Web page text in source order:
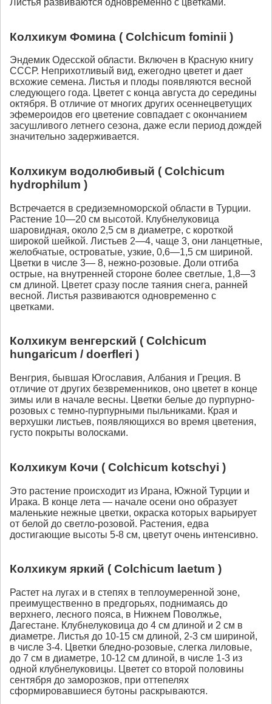
Колхикум Фомина ( Colchicum fominii )
Эндемик Одесской области. Включен в Красную книгу
СССР. Неприхотливый вид, ежегодно цветет и дает
всхожие семена. Листья и плоды появляются весной
следующего года. Цветет с конца августа до середины
октября. В отличие от многих других осеннецветущих
эфемероидов его цветение совпадает с окончанием
засушливого летнего сезона, даже если период дождей
значительно задерживается.
Колхикум водолюбивый ( Colchicum
hydrophilum )
Встречается в средиземноморской области в Турции.
Растение 10—20 см высотой. Клубнелуковица
шаровидная, около 2,5 см в диаметре, с короткой
широкой шейкой. Листьев 2—4, чаще 3, они ланцетные,
желобчатые, островатые, узкие, 0,6—1,5 см шириной.
Цветки в числе 3— 8, нежно-розовые. Доли отгиба
острые, на внутренней стороне более светлые, 1,8—3
см длиной. Цветет сразу после таяния снега, ранней
весной. Листья развиваются одновременно с
цветками.
Колхикум венгерский ( Colchicum
hungaricum / doerfleri )
Венгрия, бывшая Югославия, Албания и Греция. В
отличие от других безвременников, оно цветет в конце
зимы или в начале весны. Цветки белые до пурпурно-
розовых с темно-пурпурными пыльниками. Края и
верхушки листьев, появляющихся во время цветения,
густо покрыты волосками.
Колхикум Кочи ( Colchicum kotschyi )
Это растение происходит из Ирана, Южной Турции и
Ирака. В конце лета — начале осени оно образует
маленькие нежные цветки, окраска которых варьирует
от белой до светло-розовой. Растения, едва
достигающие высоты 5-8 см, цветут очень интенсивно.
Колхикум яркий ( Colchicum laetum )
Растет на лугах и в степях в теплоумеренной зоне,
преимущественно в предгорьях, поднимаясь до
верхнего, лесного пояса, в Нижнем Поволжье,
Дагестане. Клубнелуковица до 4 см длиной и 2 см в
диаметре. Листья до 10-15 см длиной, 2-3 см шириной,
в числе 3-4. Цветки бледно-розовые, слегка лиловые,
до 7 см в диаметре, 10-12 см длиной, в числе 1-3 из
одной клубнелуковицы. Цветет со второй половины
сентября до заморозков, при оттепелях
сформировавшиеся бутоны раскрываются.